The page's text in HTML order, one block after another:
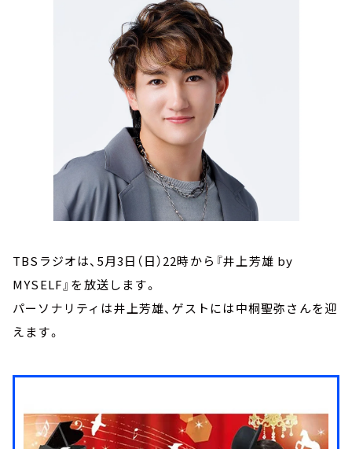
イベント・グッズ
TBSラジオは、5月3日（日）22時から『井上芳雄 by
MYSELF』を放送します。
パーソナリティは井上芳雄、ゲストには中桐聖弥さんを迎
えます。